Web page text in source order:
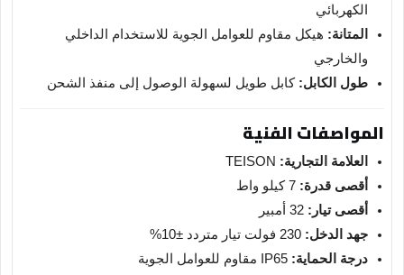
الكهربائي
المتانة: هيكل مقاوم للعوامل الجوية للاستخدام الداخلي
والخارجي
طول الكابل: كابل طويل لسهولة الوصول إلى منفذ الشحن
المواصفات الفنية
العلامة التجارية:
أقصى قدرة:
أقصى تيار:
جهد الدخل:
درجة الحماية: